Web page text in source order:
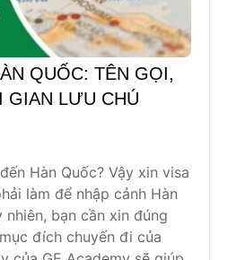
QUỐC: TÊN GỌI,
GIAN LƯU CHÚ
Hàn Quốc? Vậy xin visa
làm để nhập cảnh Hàn
nhiên, bạn cần xin đúng
đích chuyến đi của